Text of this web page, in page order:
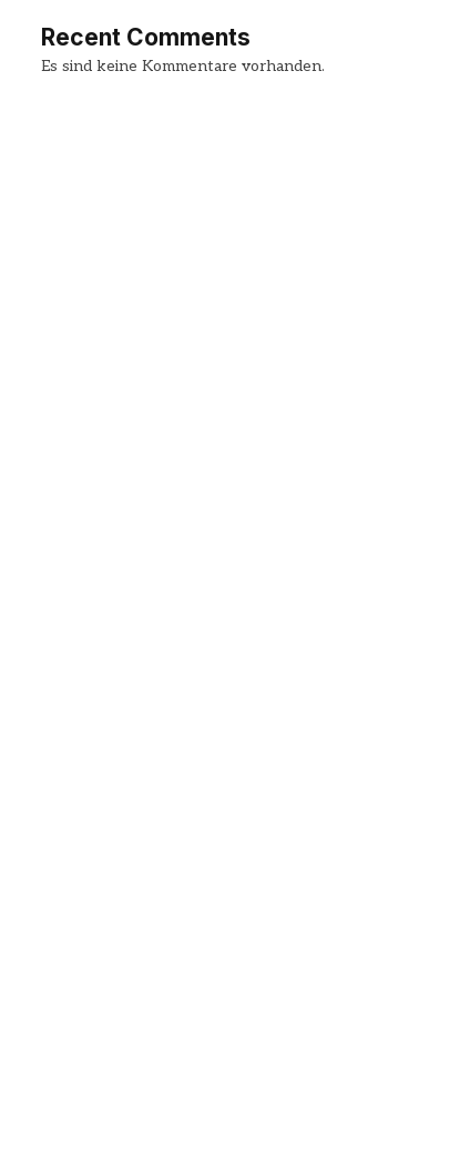
Recent Comments
Es sind keine Kommentare vorhanden.